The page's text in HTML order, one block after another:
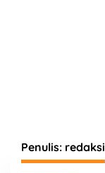
Penulis: redaksi